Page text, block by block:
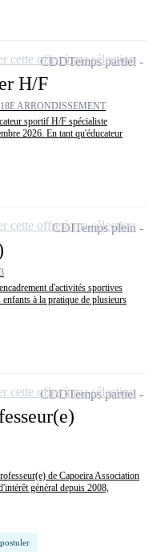
H/F
ARRONDISSEMENT
sportif H/F spécialiste
2026. En tant qu'éducateur
CDDTemps partiel
cette offre à ma sélection
d'activités sportives
à la pratique de plusieurs
CDITemps plein
cette offre à ma sélection
de Capoeira Association
général depuis 2008,
CDDTemps partiel
cette offre à ma sélection